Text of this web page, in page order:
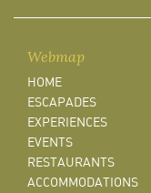
Webmap
HOME
ESCAPADES
EXPERIENCES
EVENTS
RESTAURANTS
ACCOMMODATIONS